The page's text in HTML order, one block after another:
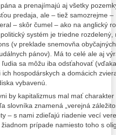
a prenajímajú aj všetky
predaja, ale – tiež samozrejme
– skôr čumel – ako na anglický
systém je triedne
(v preklade snemovňa
pánov). Má to celé ale aj
sa môžu iba odsťahovať
hospodárskych a domácich
vybavenú.
by kapitalizmus mal mať
slovníka znamená „verejná
– s nami zdieľajú riadenie vecí
prípade namiesto toho s